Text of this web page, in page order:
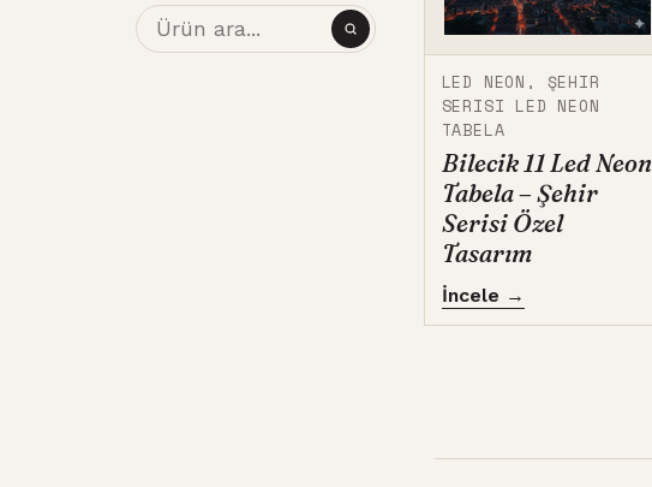
LED NEON , ŞEHIR
SERISI LED NEON
TABELA
Bilecik 11 Led Neon
Tabela – Şehir
Serisi Özel
Tasarım
İncele →